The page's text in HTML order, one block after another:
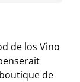
de los Vino
de